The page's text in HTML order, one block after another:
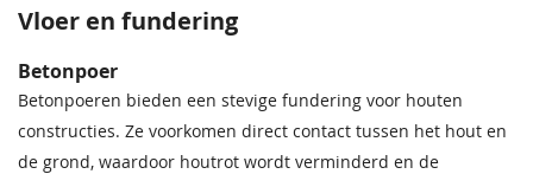
Vloer en fundering
Betonpoer
Betonpoeren bieden een stevige fundering voor houten
constructies. Ze voorkomen direct contact tussen het hout en
de grond, waardoor houtrot wordt verminderd en de